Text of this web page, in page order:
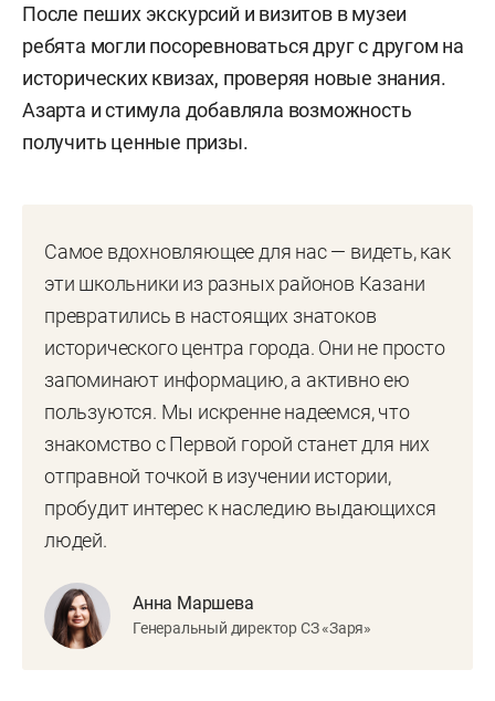
После пеших экскурсий и визитов в музеи
ребята могли посоревноваться друг с другом на
исторических квизах, проверяя новые знания.
Азарта и стимула добавляла возможность
получить ценные призы.
Самое вдохновляющее для нас — видеть, как
эти школьники из разных районов Казани
превратились в настоящих знатоков
исторического центра города. Они не просто
запоминают информацию, а активно ею
пользуются. Мы искренне надеемся, что
знакомство с Первой горой станет для них
отправной точкой в изучении истории,
пробудит интерес к наследию выдающихся
людей.
Анна Маршева
Генеральный директор СЗ «Заря»